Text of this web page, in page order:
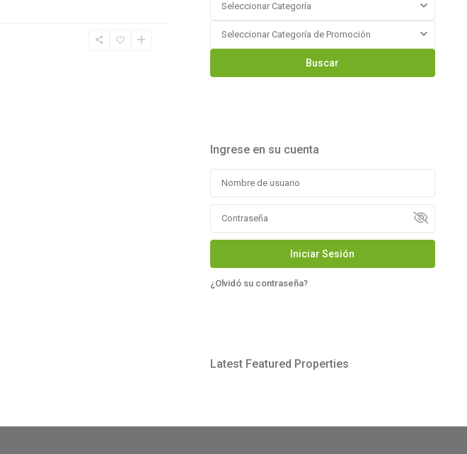
Seleccionar Categoría
Seleccionar Categoría de Promoción
Buscar
Ingrese en su cuenta
Iniciar Sesión
¿Olvidó su contraseña?
Latest Featured Properties